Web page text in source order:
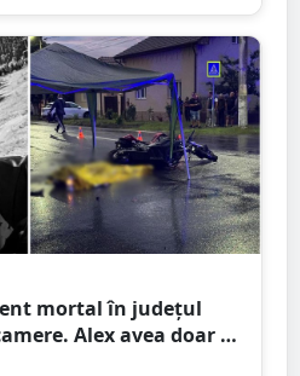
mortal în județul
Alex avea doar 29
de motoare